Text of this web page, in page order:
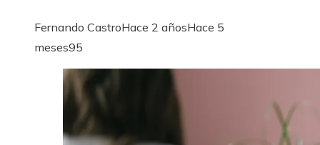
Fernando CastroHace 2 añosHace 5
meses95